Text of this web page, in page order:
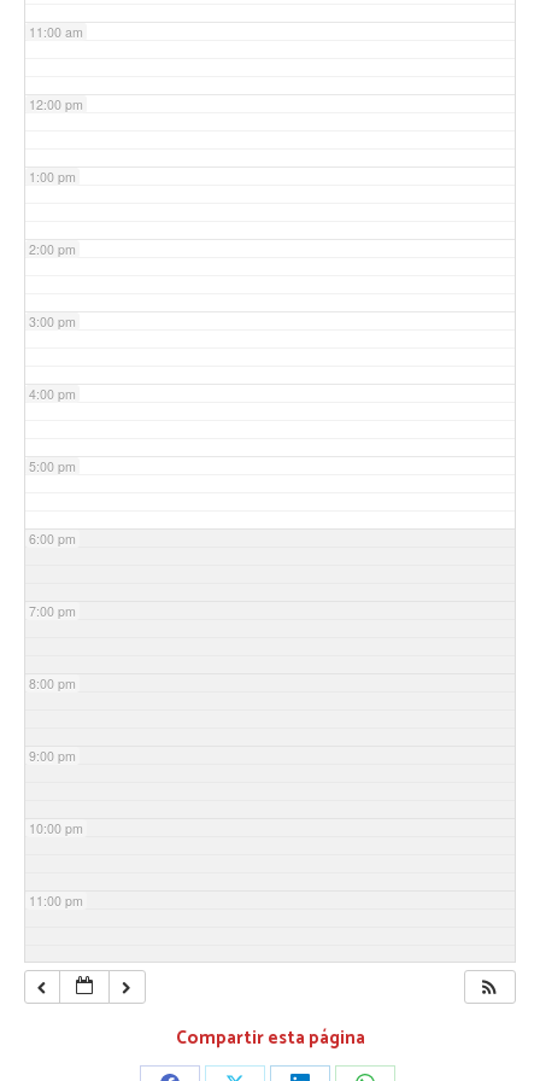
11:00 am
12:00 pm
1:00 pm
2:00 pm
3:00 pm
4:00 pm
5:00 pm
6:00 pm
7:00 pm
8:00 pm
9:00 pm
10:00 pm
11:00 pm
Compartir esta página